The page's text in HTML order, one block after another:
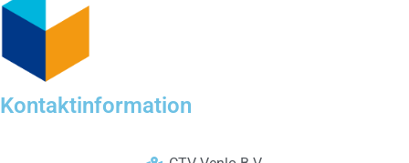
Kontaktinformation